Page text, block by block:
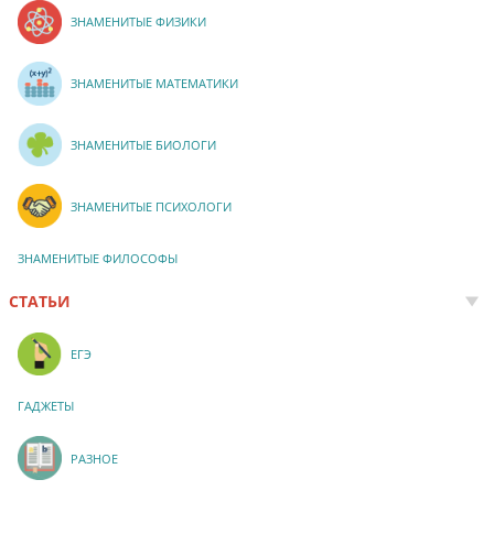
ЗНАМЕНИТЫЕ ФИЗИКИ
ЗНАМЕНИТЫЕ МАТЕМАТИКИ
ЗНАМЕНИТЫЕ БИОЛОГИ
ЗНАМЕНИТЫЕ ПСИХОЛОГИ
ЗНАМЕНИТЫЕ ФИЛОСОФЫ
СТАТЬИ
ЕГЭ
ГАДЖЕТЫ
РАЗНОЕ